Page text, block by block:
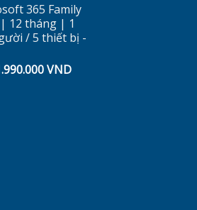
VND.
tại
là:
299.000 VND.
365 Family
12 tháng | 1
/ 5 thiết bị -
VNDGiá